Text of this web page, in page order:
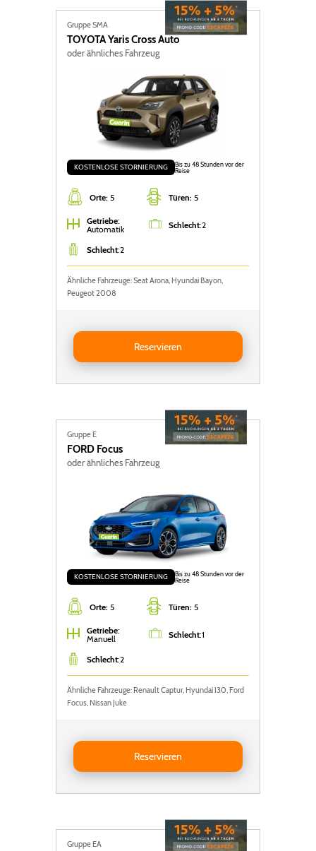
Gruppe SMA
TOYOTAYaris Cross Auto
oder ähnliches Fahrzeug
Orte: 5 Türen: 5
KOSTENLOSE STORNIERUNG
Bis zu 48 Stunden vor der
Reise
Getriebe:
Automatik
Schlecht:2
Schlecht:2
Ähnliche Fahrzeuge: Seat Arona, Hyundai Bayon,
Peugeot 2008
Reservieren
Reservieren Toyota Yaris Cross Auto
Gruppe E
FORD Focus
oder ähnliches Fahrzeug
Orte: 5 Türen: 5
KOSTENLOSE STORNIERUNG
Bis zu 48 Stunden vor der
Reise
Getriebe:
Manuell
Schlecht:1
Schlecht:2
Ähnliche Fahrzeuge: Renault Captur, Hyundai I30, Ford
Focus, Nissan Juke
Reservieren
Reservieren FORD FOCUS
Gruppe EA